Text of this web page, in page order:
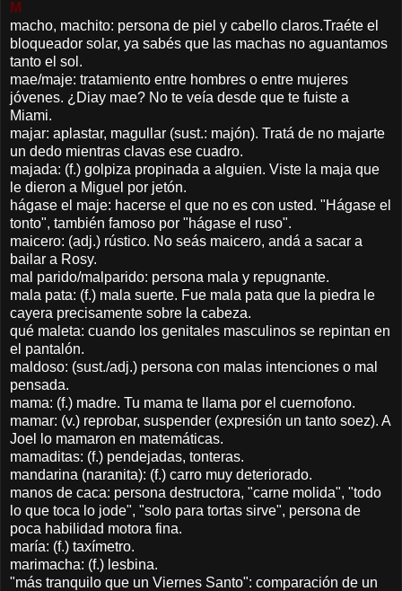
M
macho, machito: persona de piel y cabello claros.Traéte el
bloqueador solar, ya sabés que las machas no aguantamos
tanto el sol.
mae/maje: tratamiento entre hombres o entre mujeres
jóvenes. ¿Diay mae? No te veía desde que te fuiste a
Miami.
majar: aplastar, magullar (sust.: majón). Tratá de no majarte
un dedo mientras clavas ese cuadro.
majada: (f.) golpiza propinada a alguien. Viste la maja que
le dieron a Miguel por jetón.
hágase el maje: hacerse el que no es con usted. "Hágase el
tonto", también famoso por "hágase el ruso".
maicero: (adj.) rústico. No seás maicero, andá a sacar a
bailar a Rosy.
mal parido/malparido: persona mala y repugnante.
mala pata: (f.) mala suerte. Fue mala pata que la piedra le
cayera precisamente sobre la cabeza.
qué maleta: cuando los genitales masculinos se repintan en
el pantalón.
maldoso: (sust./adj.) persona con malas intenciones o mal
pensada.
mama: (f.) madre. Tu mama te llama por el cuernofono.
mamar: (v.) reprobar, suspender (expresión un tanto soez). A
Joel lo mamaron en matemáticas.
mamaditas: (f.) pendejadas, tonteras.
mandarina (naranita): (f.) carro muy deteriorado.
manos de caca: persona destructora, "carne molida", "todo
lo que toca lo jode", "solo para tortas sirve", persona de
poca habilidad motora fina.
maría: (f.) taxímetro.
marimacha: (f.) lesbina.
"más tranquilo que un Viernes Santo": comparación de un